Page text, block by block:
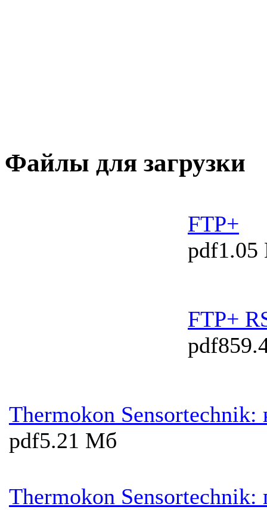
Файлы для загрузки
FTP+
pdf
FTP+
pdf
Thermokon Sensortechnik:
pdf5.21 Мб
Thermokon Sensortechnik: